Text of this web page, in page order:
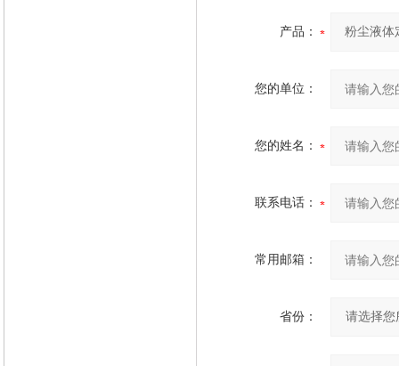
产品：
您的单位：
您的姓名：
联系电话：
常用邮箱：
省份：